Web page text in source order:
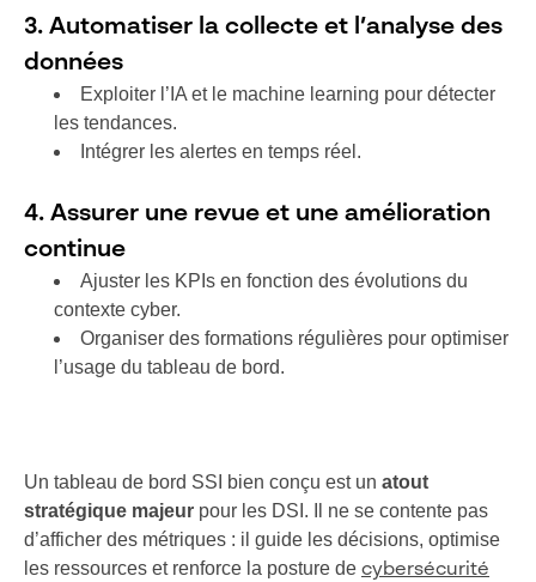
3. Automatiser la collecte et l’analyse des
données
Exploiter l’IA et le machine learning pour détecter
les tendances.
Intégrer les alertes en temps réel.
4. Assurer une revue et une amélioration
continue
Ajuster les KPIs en fonction des évolutions du
contexte cyber.
Organiser des formations régulières pour optimiser
l’usage du tableau de bord.
Un tableau de bord SSI bien conçu est un atout
stratégique majeur pour les DSI. Il ne se contente pas
d’afficher des métriques : il guide les décisions, optimise
les ressources et renforce la posture de cybersécurité